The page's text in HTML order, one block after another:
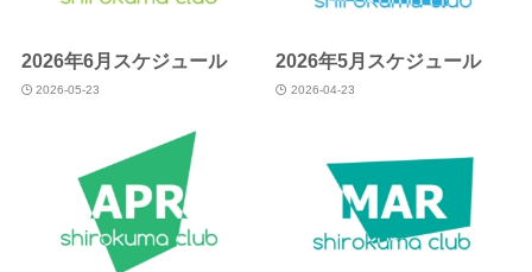
2026年6月スケジュール
2026-05-23
2026年5月スケジュール
2026-04-23